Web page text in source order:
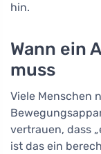
hin.
Wann ein
muss
Viele Menschen
vertrauen, dass
ist das ein